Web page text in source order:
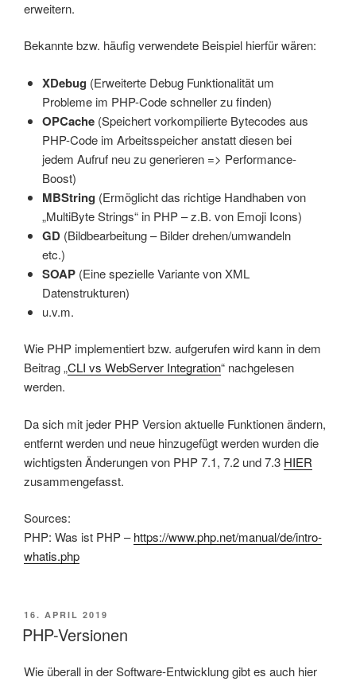
erweitern.
Bekannte bzw. häufig verwendete Beispiel hierfür wären:
XDebug (Erweiterte Debug Funktionalität um
Probleme im PHP-Code schneller zu finden)
OPCache(Speichert vorkompilierte Bytecodes aus
PHP-Code im Arbeitsspeicher anstatt diesen bei
jedem Aufruf neu zu generieren => Performance-
Boost)
MBString (Ermöglicht das richtige Handhaben von
„MultiByte Strings“ in PHP – z.B. von Emoji Icons)
GD(Bildbearbeitung – Bilder drehen/umwandeln
etc.)
SOAP(Eine spezielle Variante von XML
Datenstrukturen)
u.v.m.
Wie PHP implementiert bzw. aufgerufen wird kann in dem
Beitrag „CLI vs WebServer Integration“ nachgelesen
werden.
Da sich mit jeder PHP Version aktuelle Funktionen ändern,
entfernt werden und neue hinzugefügt werden wurden die
wichtigsten Änderungen von PHP 7.1, 7.2 und 7.3 HIER
zusammengefasst.
Sources:
PHP: Was ist PHP –https://www.php.net/manual/de/intro-
whatis.php
VERÖFFENTLICHT
AM
16. APRIL 2019
PHP-Versionen
Wie überall in der Software-Entwicklung gibt es auch hier